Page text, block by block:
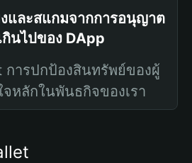
และสแกมจากการอนุญาต
กินไปของ DApp
การปกป้องสินทรัพย์ของผู้
หลักในพันธกิจของเรา